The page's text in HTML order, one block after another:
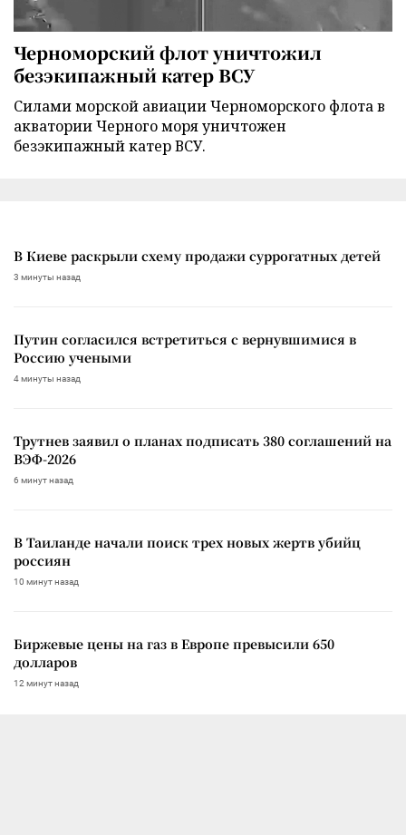
Черноморский флот уничтожил
безэкипажный катер ВСУ
Силами морской авиации Черноморского флота в
акватории Черного моря уничтожен
безэкипажный катер ВСУ.
В Киеве раскрыли схему продажи суррогатных детей
3 минуты назад
Путин согласился встретиться с вернувшимися в
Россию учеными
4 минуты назад
Трутнев заявил о планах подписать 380 соглашений на
ВЭФ-2026
6 минут назад
В Таиланде начали поиск трех новых жертв убийц
россиян
10 минут назад
Биржевые цены на газ в Европе превысили 650
долларов
12 минут назад